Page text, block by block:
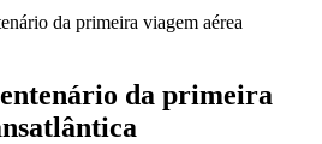
da primeira viagem aérea
da primeira